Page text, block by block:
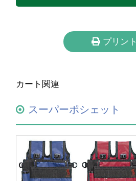
プリント
カート関連
スーパーポシェット